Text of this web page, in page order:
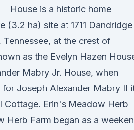
House is a historic home
(3.2 ha) site at 1711 Dandridge
Tennessee, at the crest of
as the Evelyn Hazen
Mabry Jr. House, when
for Joseph Alexander Mabry II
Cottage. Erin's Meadow Herb
Herb Farm began as a